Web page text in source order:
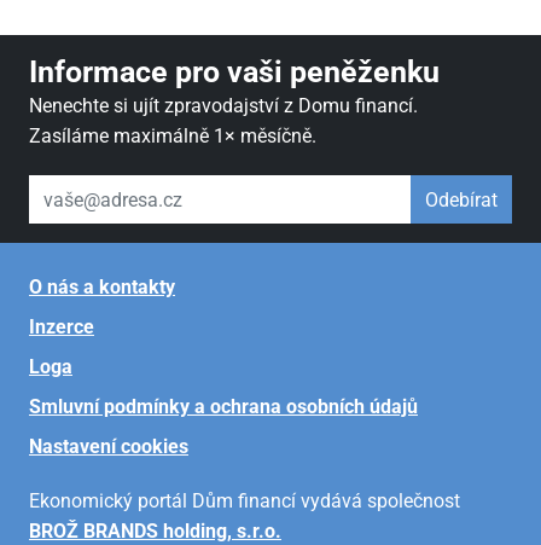
Informace pro vaši peněženku
Nenechte si ujít zpravodajství z Domu financí.
Zasíláme maximálně 1× měsíčně.
váš email Odebírat
O nás a kontakty
Inzerce
Loga
Smluvní podmínky a ochrana osobních údajů
Nastavení cookies
Ekonomický portál Dům financí vydává společnost
BROŽ BRANDS holding, s.r.o.